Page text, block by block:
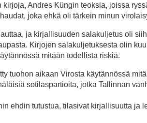
Andres Küngin teoksia, joissa
joka ehkä oli tärkein minun
ja kirjallisuuden salakuljetus oli
Kirjojen salakuljetuksesta olin
mitään todellista riskiä.
tuohon aikaan Virosta käytännössä
sotilaspartioita, jotka Tallinnan
ehdin tutustua, tilasivat kirjallisuutta ja